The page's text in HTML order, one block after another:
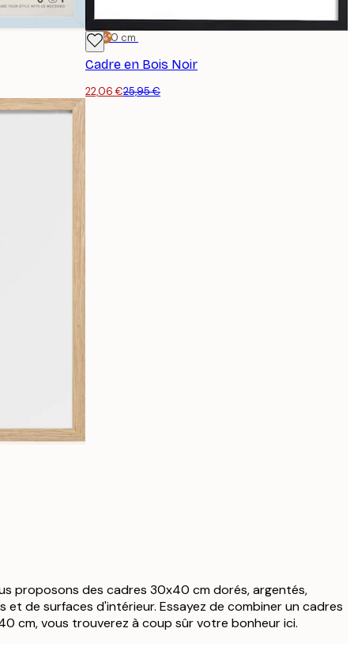
-15%*
30x40 cm
Cadre en Bois Noir
22,06 €25,95 €
proposons des cadres 30x40 cm dorés, argentés,
de surfaces d'intérieur. Essayez de combiner un cadres
cm, vous trouverez à coup sûr votre bonheur ici.